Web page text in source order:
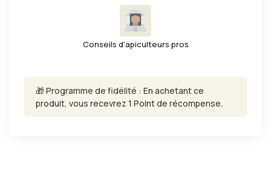
Conseils d'apiculteurs pros
🎁 Programme de fidélité : En achetant ce
produit, vous recevrez 1 Point de récompense.